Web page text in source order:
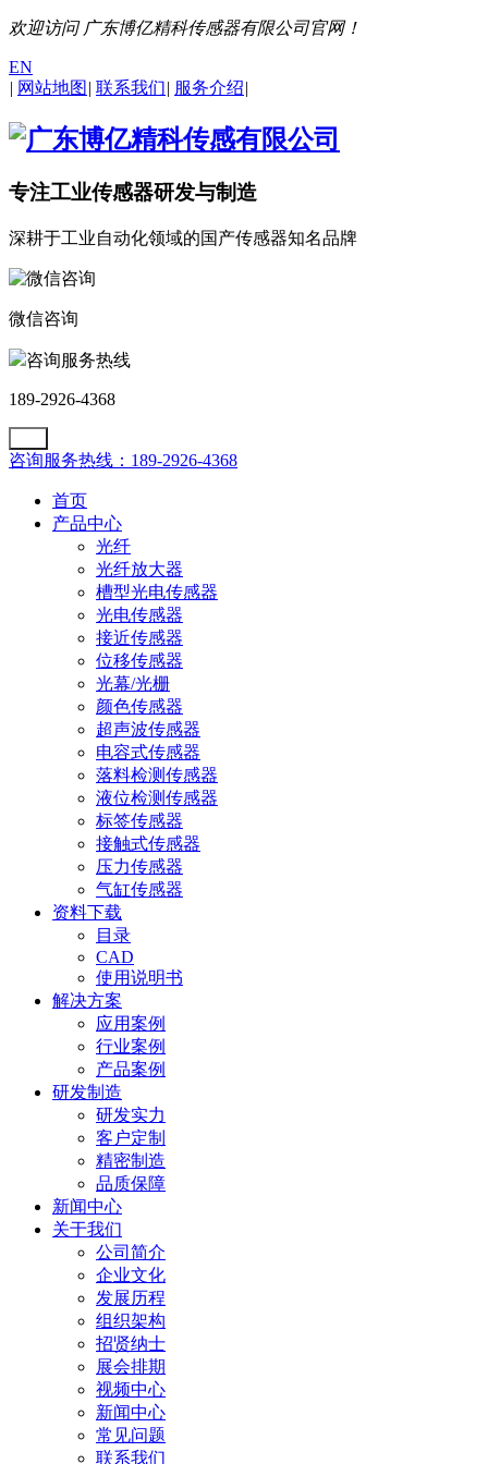
欢迎访问 广东博亿精科传感器有限公司官网！
EN
| 网站地图 | 联系我们| 服务介绍|
专注工业传感器研发与制造
深耕于工业自动化领域的国产传感器知名品牌
微信咨询
咨询服务热线
189-2926-4368
咨询服务热线：189-2926-4368
首页
产品中心
光纤
光纤放大器
槽型光电传感器
光电传感器
接近传感器
位移传感器
光幕/光栅
颜色传感器
超声波传感器
电容式传感器
落料检测传感器
液位检测传感器
标签传感器
接触式传感器
压力传感器
气缸传感器
资料下载
目录
CAD
使用说明书
解决方案
应用案例
行业案例
产品案例
研发制造
研发实力
客户定制
精密制造
品质保障
新闻中心
关于我们
公司简介
企业文化
发展历程
组织架构
招贤纳士
展会排期
视频中心
新闻中心
常见问题
联系我们